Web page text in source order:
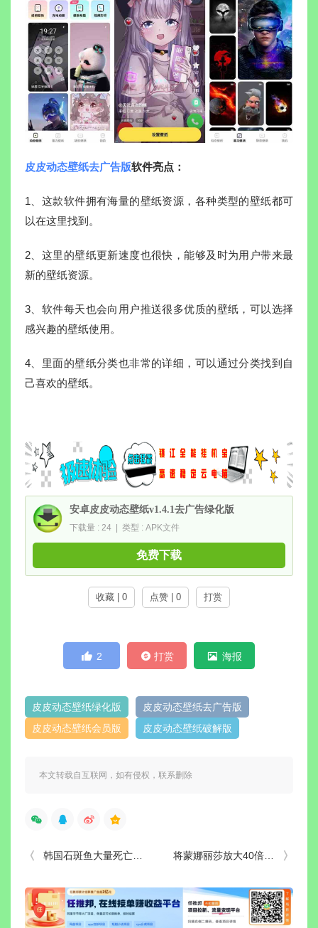
皮皮动态壁纸去广告版软件亮点：
1、这款软件拥有海量的壁纸资源，各种类型的壁纸都可
以在这里找到。
2、这里的壁纸更新速度也很快，能够及时为用户带来最
新的壁纸资源。
3、软件每天也会向用户推送很多优质的壁纸，可以选择
感兴趣的壁纸使用。
4、里面的壁纸分类也非常的详细，可以通过分类找到自
己喜欢的壁纸。
安卓皮皮动态壁纸v1.4.1去广告绿化版
下载量 : 24 | 类型 : APK文件
免费下载
收藏 | 0 点赞 | 0 打赏
2 打赏 海报
皮皮动态壁纸绿化版
皮皮动态壁纸去广告版
皮皮动态壁纸会员版
皮皮动态壁纸破解版
本文转载自互联网，如有侵权，联系删除
韩国石斑鱼大量死亡 背后原因如何 将蒙娜丽莎放大40倍，能发现什么东西？科学家放大后惊喜不断！